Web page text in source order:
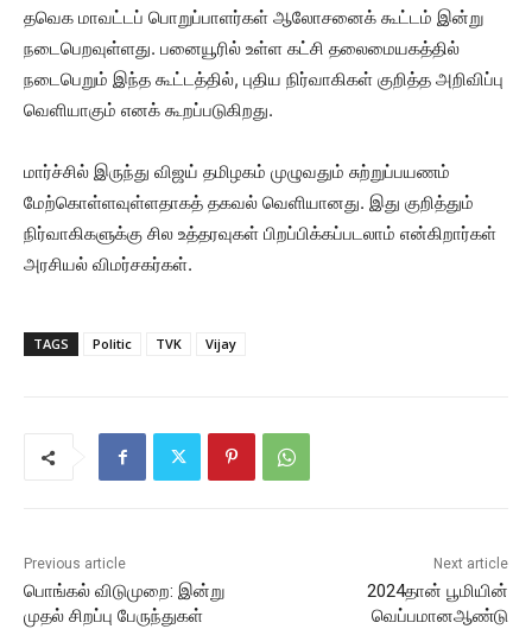
தவெக மாவட்டப் பொறுப்பாளர்கள் ஆலோசனைக் கூட்டம் இன்று
நடைபெறவுள்ளது. பனையூரில் உள்ள கட்சி தலைமையகத்தில்
நடைபெறும் இந்த கூட்டத்தில், புதிய நிர்வாகிகள் குறித்த அறிவிப்பு
வெளியாகும் எனக் கூறப்படுகிறது.
மார்ச்சில் இருந்து விஜய் தமிழகம் முழுவதும் சுற்றுப்பயணம்
மேற்கொள்ளவுள்ளதாகத் தகவல் வெளியானது. இது குறித்தும்
நிர்வாகிகளுக்கு சில உத்தரவுகள் பிறப்பிக்கப்படலாம் என்கிறார்கள்
அரசியல் விமர்சகர்கள்.
TAGS Politic TVK Vijay
Previous article
பொங்கல் விடுமுறை: இன்று
முதல் சிறப்பு பேருந்துகள்
Next article
2024தான் பூமியின்
வெப்பமானஆண்டு